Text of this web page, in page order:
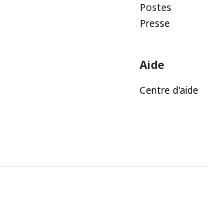
Postes
Presse
Aide
Centre d'aide